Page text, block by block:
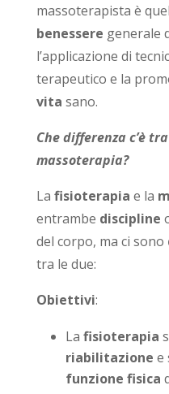
massoterapista è
benessere generale
l’applicazione di
terapeutico e la
vita sano.
Che differenza c’è
massoterapia?
La fisioterapia e la
entrambe discipline
del corpo, ma ci sono
tra le due:
Obiettivi:
La fisioterapia
riabilitazione e
funzione fisica